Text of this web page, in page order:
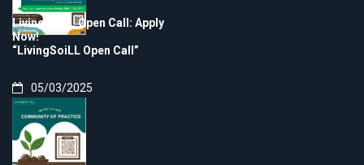
LivingSoiLL Open Call: Apply
Now!
“LivingSoiLL Open Call”
05/03/2025